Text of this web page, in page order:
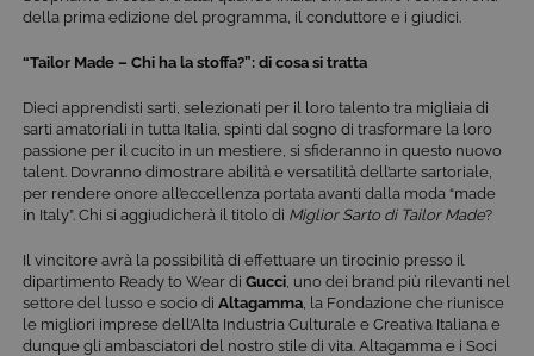
della prima edizione del programma, il conduttore e i giudici.
“Tailor Made – Chi ha la stoffa?”: di cosa si tratta
Dieci apprendisti sarti, selezionati per il loro talento tra migliaia di
sarti amatoriali in tutta Italia, spinti dal sogno di trasformare la loro
passione per il cucito in un mestiere, si sfideranno in questo nuovo
talent. Dovranno dimostrare abilità e versatilità dell’arte sartoriale,
per rendere onore all’eccellenza portata avanti dalla moda “made
in Italy”. Chi si aggiudicherà il titolo di Miglior Sarto di Tailor Made?
Il vincitore avrà la possibilità di effettuare un tirocinio presso il
dipartimento Ready to Wear di Gucci , uno dei brand più rilevanti nel
settore del lusso e socio di Altagamma , la Fondazione che riunisce
le migliori imprese dell’Alta Industria Culturale e Creativa Italiana e
dunque gli ambasciatori del nostro stile di vita. Altagamma e i Soci